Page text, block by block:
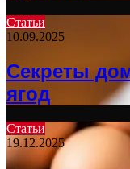
Статьи
10.09.2025
Секреты
ягод
Статьи
19.12.2025